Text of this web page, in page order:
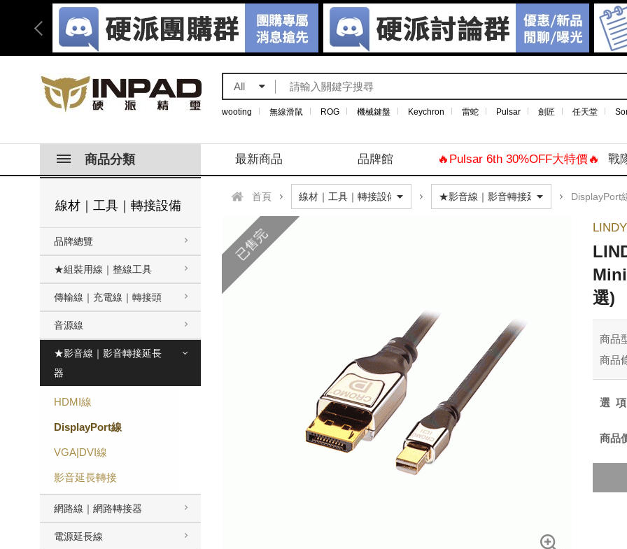
All
wooting 無線滑鼠 ROG 機械鍵盤 Keychron 雷蛇 Pulsar 劍匠 任天堂
商品分類 最新商品 品牌館 🔥Pulsar 6th 30%OFF大特價🔥 戰
線材｜工具｜轉接設備
品牌總覽
★組裝用線｜整線工具
傳輸線｜充電線｜轉接頭
音源線
★影音線｜影音轉接延長
器
HDMI線
DisplayPort線
VGA|DVI線
影音延長轉接
網路線｜網路轉接器
電源延長線
首頁 DisplayPort
已售完
選)
商品
商品
選
商品